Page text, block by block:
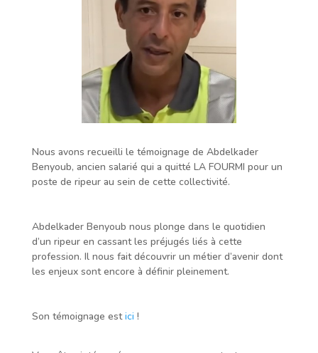
Nous avons recueilli le témoignage de Abdelkader
Benyoub, ancien salarié qui a quitté LA FOURMI pour un
poste de ripeur au sein de cette collectivité.
Abdelkader Benyoub nous plonge dans le quotidien
d’un ripeur en cassant les préjugés liés à cette
profession. Il nous fait découvrir un métier d’avenir dont
les enjeux sont encore à définir pleinement.
Son témoignage estici !